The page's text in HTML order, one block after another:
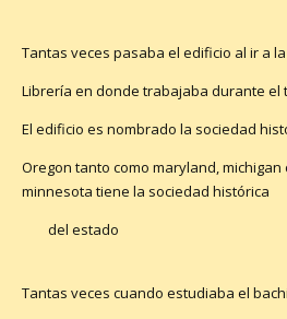
Tantas veces pasaba el edificio al ir a la
Librería en donde trabajaba durante el
El edificio es nombrado la sociedad
Oregon tanto como maryland,
minnesota tiene la sociedad histórica
del estado
Tantas veces cuando estudiaba el